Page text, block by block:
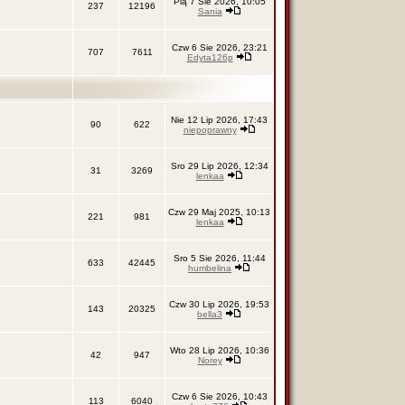
237 12196
Sania
707 7611
Czw 6 Sie 2026, 23:21
Edyta126p
90 622
Nie 12 Lip 2026, 17:43
niepoprawny
31 3269
Sro 29 Lip 2026, 12:34
lenkaa
221 981
Czw 29 Maj 2025, 10:13
lenkaa
633 42445
Sro 5 Sie 2026, 11:44
humbelina
143 20325
Czw 30 Lip 2026, 19:53
bella3
42 947
Wto 28 Lip 2026, 10:36
Norey
113 6040
Czw 6 Sie 2026, 10:43